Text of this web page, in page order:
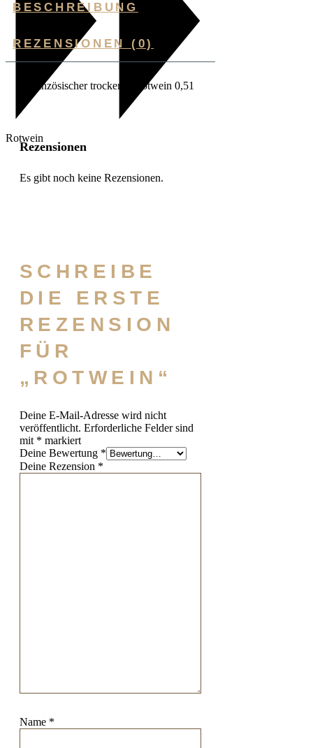
Rotwein
BESCHREIBUNG
REZENSIONEN (0)
Französischer trockener Rotwein 0,51
Rezensionen
Es gibt noch keine Rezensionen.
SCHREIBE
DIE ERSTE
REZENSION
FÜR
„ROTWEIN“
Deine E-Mail-Adresse wird nicht
veröffentlicht. Erforderliche Felder sind
mit * markiert
Deine Bewertung *
Deine Rezension *
Name *